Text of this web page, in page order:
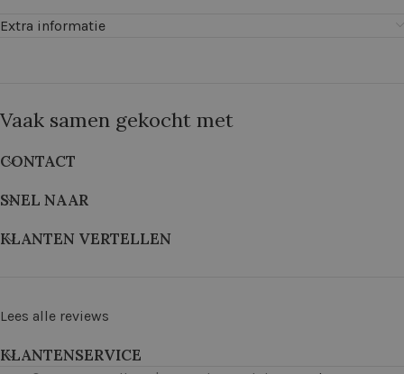
Extra informatie
Vaak samen gekocht met
CONTACT
SNEL NAAR
KLANTEN VERTELLEN
Lees alle reviews
KLANTENSERVICE